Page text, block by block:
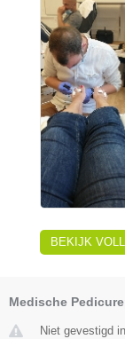
BEKIJK
Medische
Niet gevestigd